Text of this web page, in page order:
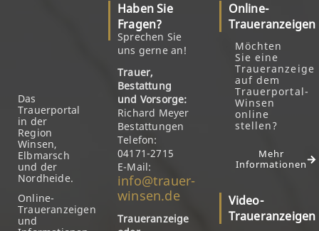
Das
Trauerportal
in der
Region
Winsen,
Elbmarsch
und der
Nordheide.
Online-
Traueranzeigen
und
Haben Sie
Fragen?
Sprechen Sie
uns gerne an!
Trauer,
Bestattung
und Vorsorge:
Richard Meyer
Bestattungen
Telefon:
04171-2715
E-Mail:
info@trauer-
winsen.de
Traueranzeige
Online-
Traueranzeigen
Möchten
Sie eine
Traueranzeige
auf dem
Trauerportal-
Winsen
online
stellen?
Mehr
Informationen
Video-
Traueranzeigen